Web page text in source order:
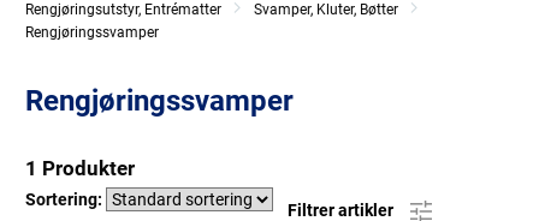
Rengjøringsutstyr, Entrématter
Svamper, Kluter, Bøtter
Rengjøringssvamper
Rengjøringssvamper
1 Produkter
Sortering:
Filtrer artikler